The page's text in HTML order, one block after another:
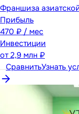
Франшиза
Прибыль
470 ₽ / мес
Инвестиции
от2,9 млн ₽
СравнитьУзнать